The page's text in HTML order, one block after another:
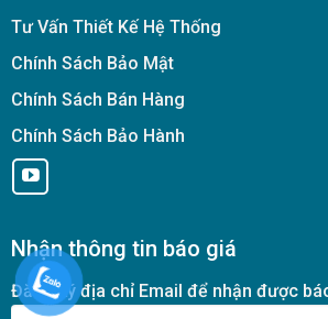
Tư Vấn Thiết Kế Hệ Thống
Chính Sách Bảo Mật
Chính Sách Bán Hàng
Chính Sách Bảo Hành
Nhận thông tin báo giá
Đăng ký địa chỉ Email để nhận được